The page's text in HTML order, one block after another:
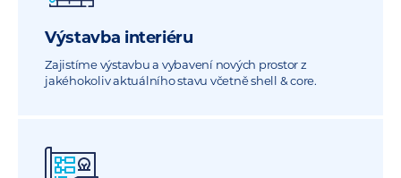
Výstavba interiéru
Zajistíme výstavbu a vybavení nových prostor z
jakéhokoliv aktuálního stavu včetně shell & core.